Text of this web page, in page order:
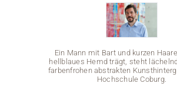
Veranstaltungen
Ein Mann mit Bart und kurzen
hellblaues Hemd trägt, steht
farbenfrohen abstrakten
Hochschule Coburg.